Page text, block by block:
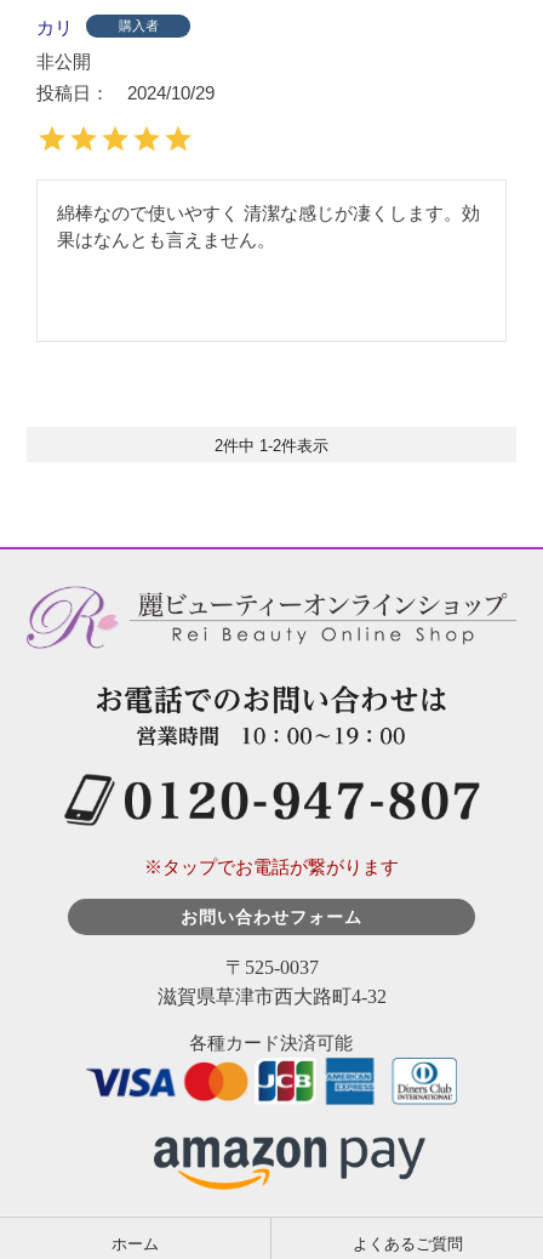
カリ 購入者
非公開
投稿日
2024/10/29
綿棒なので使いやすく 清潔な感じが凄くします。効
果はなんとも言えません。
2件中 1-2件表示
※タップでお電話が繋がります
お問い合わせフォーム
〒525-0037
滋賀県草津市西大路町4-32
各種カード決済可能
ホーム よくあるご質問